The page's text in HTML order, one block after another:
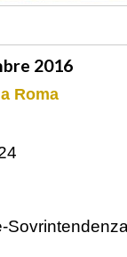
2016
Roma